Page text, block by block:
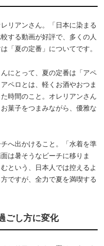
リアンさん。「日本に染まる
する動画が好評で、多くの人
「夏の定番」についてです。
にとって、夏の定番は「アペ
ペロとは、軽くお酒やおつま
時間のこと。オレリアンさん
菓子をつまみながら、優雅な
へ出かけること。「水着を準
は暑そうなビーチに移りま
という、日本人では控えるよ
ですが、全力で夏を満喫する
ごし方に変化